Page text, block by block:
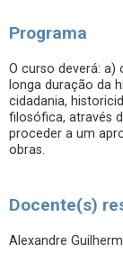
Programa
O curso deverá:
longa duração da
cidadania,
filosófica, através
proceder a um
obras.
Docente(s)
Alexandre